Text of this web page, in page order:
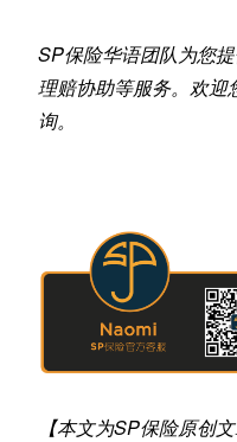
SP保险华语团队为您提
理赔协助等服务。欢迎
询。
【本文为SP保险原创